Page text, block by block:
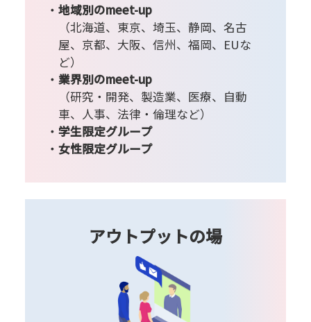
地域別のmeet-up
（北海道、東京、埼玉、静岡、名古
屋、京都、大阪、信州、福岡、EUな
ど）
業界別のmeet-up
（研究・開発、製造業、医療、自動
車、人事、法律・倫理など）
学生限定グループ
女性限定グループ
アウトプットの場